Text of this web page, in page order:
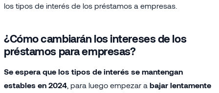
los tipos de interés de los préstamos a empresas.
¿Cómo cambiarán los intereses de los
préstamos para empresas?
Se espera que los tipos de interés se mantengan
estables en 2024 , para luego empezar a bajar lentamente